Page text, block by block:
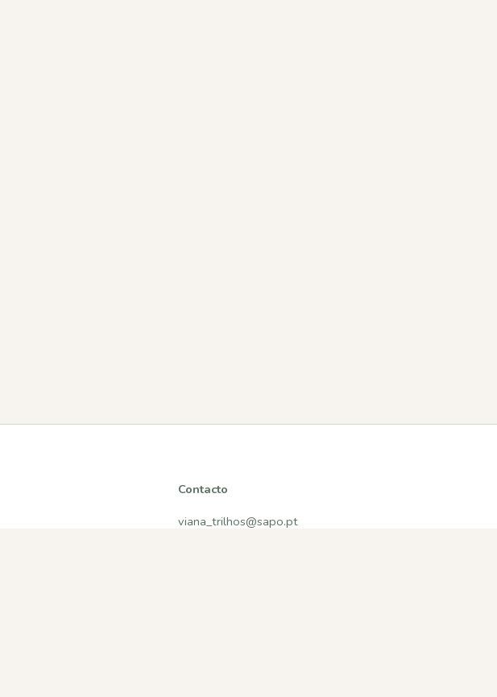
Contacto
viana_trilhos@sapo.pt